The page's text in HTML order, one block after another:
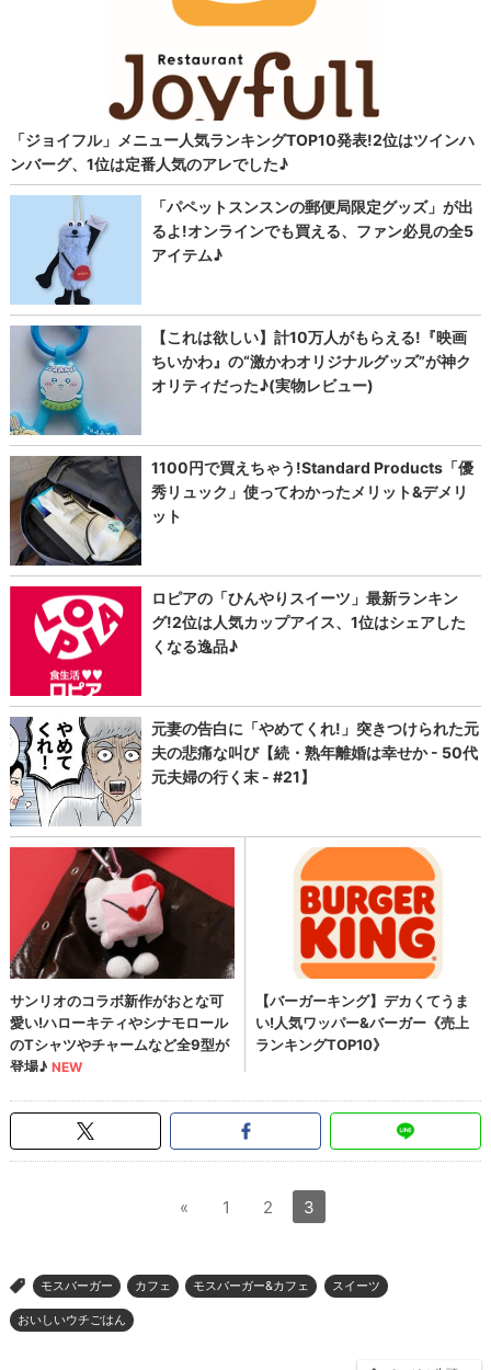
« 1 2 3
> モスバーガー カフェ モスバーガー&カフェ スイーツ
おいしいウチごはん